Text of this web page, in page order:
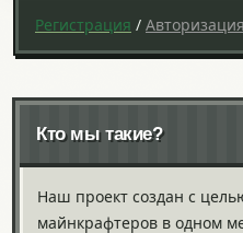
Регистрация / Авторизация
Кто мы такие?
Наш проект создан с
майнкрафтеров в одном